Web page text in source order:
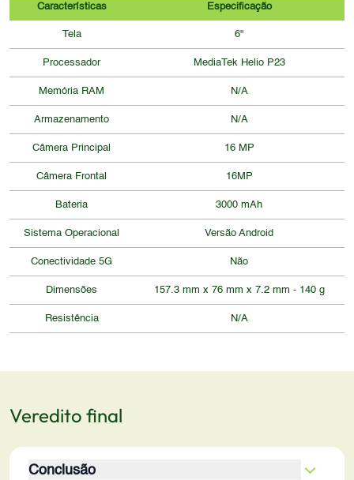
Características Especificação
Tela 6"
Processador MediaTek Helio P23
Memória RAM N/A
Armazenamento N/A
Câmera Principal 16 MP
Câmera Frontal 16MP
Bateria 3000 mAh
Sistema Operacional Versão Android
Conectividade 5G Não
Dimensões 157.3 mm x 76 mm x 7.2 mm - 140 g
Resistência N/A
Veredito final
Conclusão